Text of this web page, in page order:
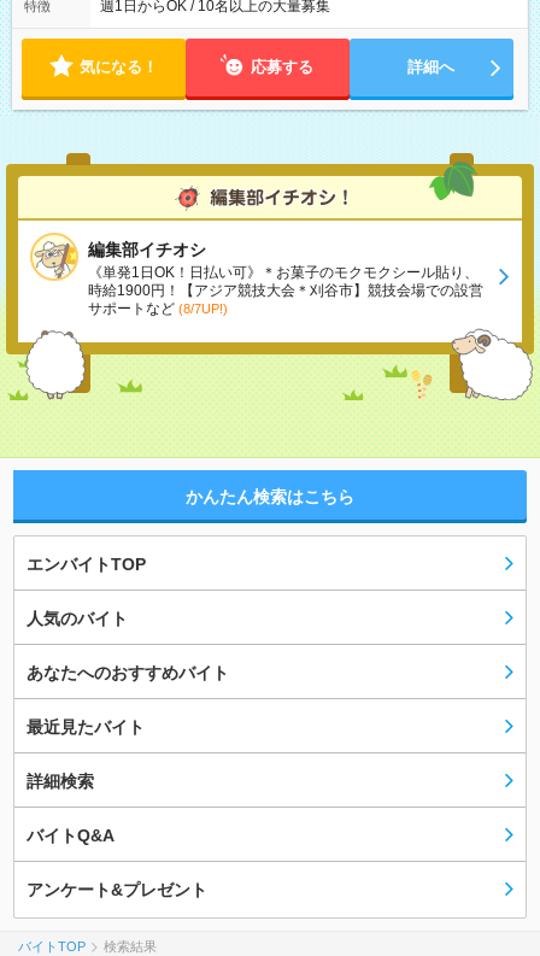
特徴 週1日からOK / 10名以上の大量募集
気になる！ 応募する 詳細へ
編集部イチオシ
《単発1日OK！日払い可》＊お菓子のモクモクシール貼り、
時給1900円！【アジア競技大会＊刈谷市】競技会場での設営
サポートなど (8/7UP!)
かんたん検索はこちら
エンバイトTOP
人気のバイト
あなたへのおすすめバイト
最近見たバイト
詳細検索
バイトQ&A
アンケート&プレゼント
バイトTOP 検索結果